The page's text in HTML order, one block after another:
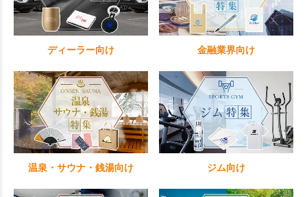
ディーラー向け 金融業界向け
温泉・サウナ・銭湯向け ジム向け